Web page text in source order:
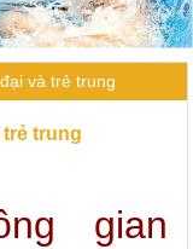
và trẻ trung
trẻ trung
gian